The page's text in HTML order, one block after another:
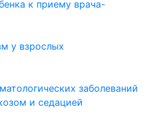
к приему врача-
у взрослых
заболеваний
и седацией